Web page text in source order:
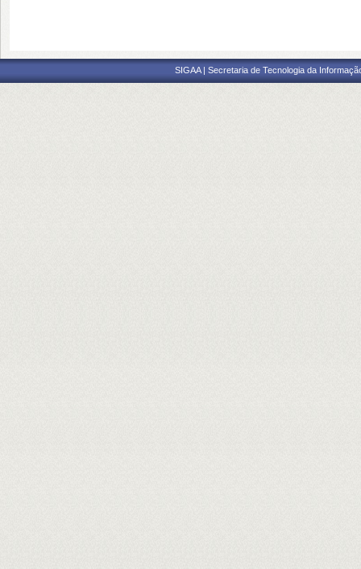
SIGAA | Secretaria de Tecnologia da